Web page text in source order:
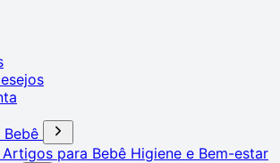
para Bebê Higiene e Bem-estar